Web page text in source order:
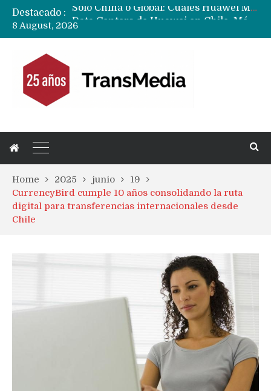
Destacado :
Data Centers de Huawei en Chile, México, Brasil,Perú y Argentina podrían verse afectados por arremetida de EE.UU
8 August, 2026
Home 2025 junio
19
CurrencyBird cumple 10 años consolidando la ruta
digital para transferencias internacionales desde
Chile